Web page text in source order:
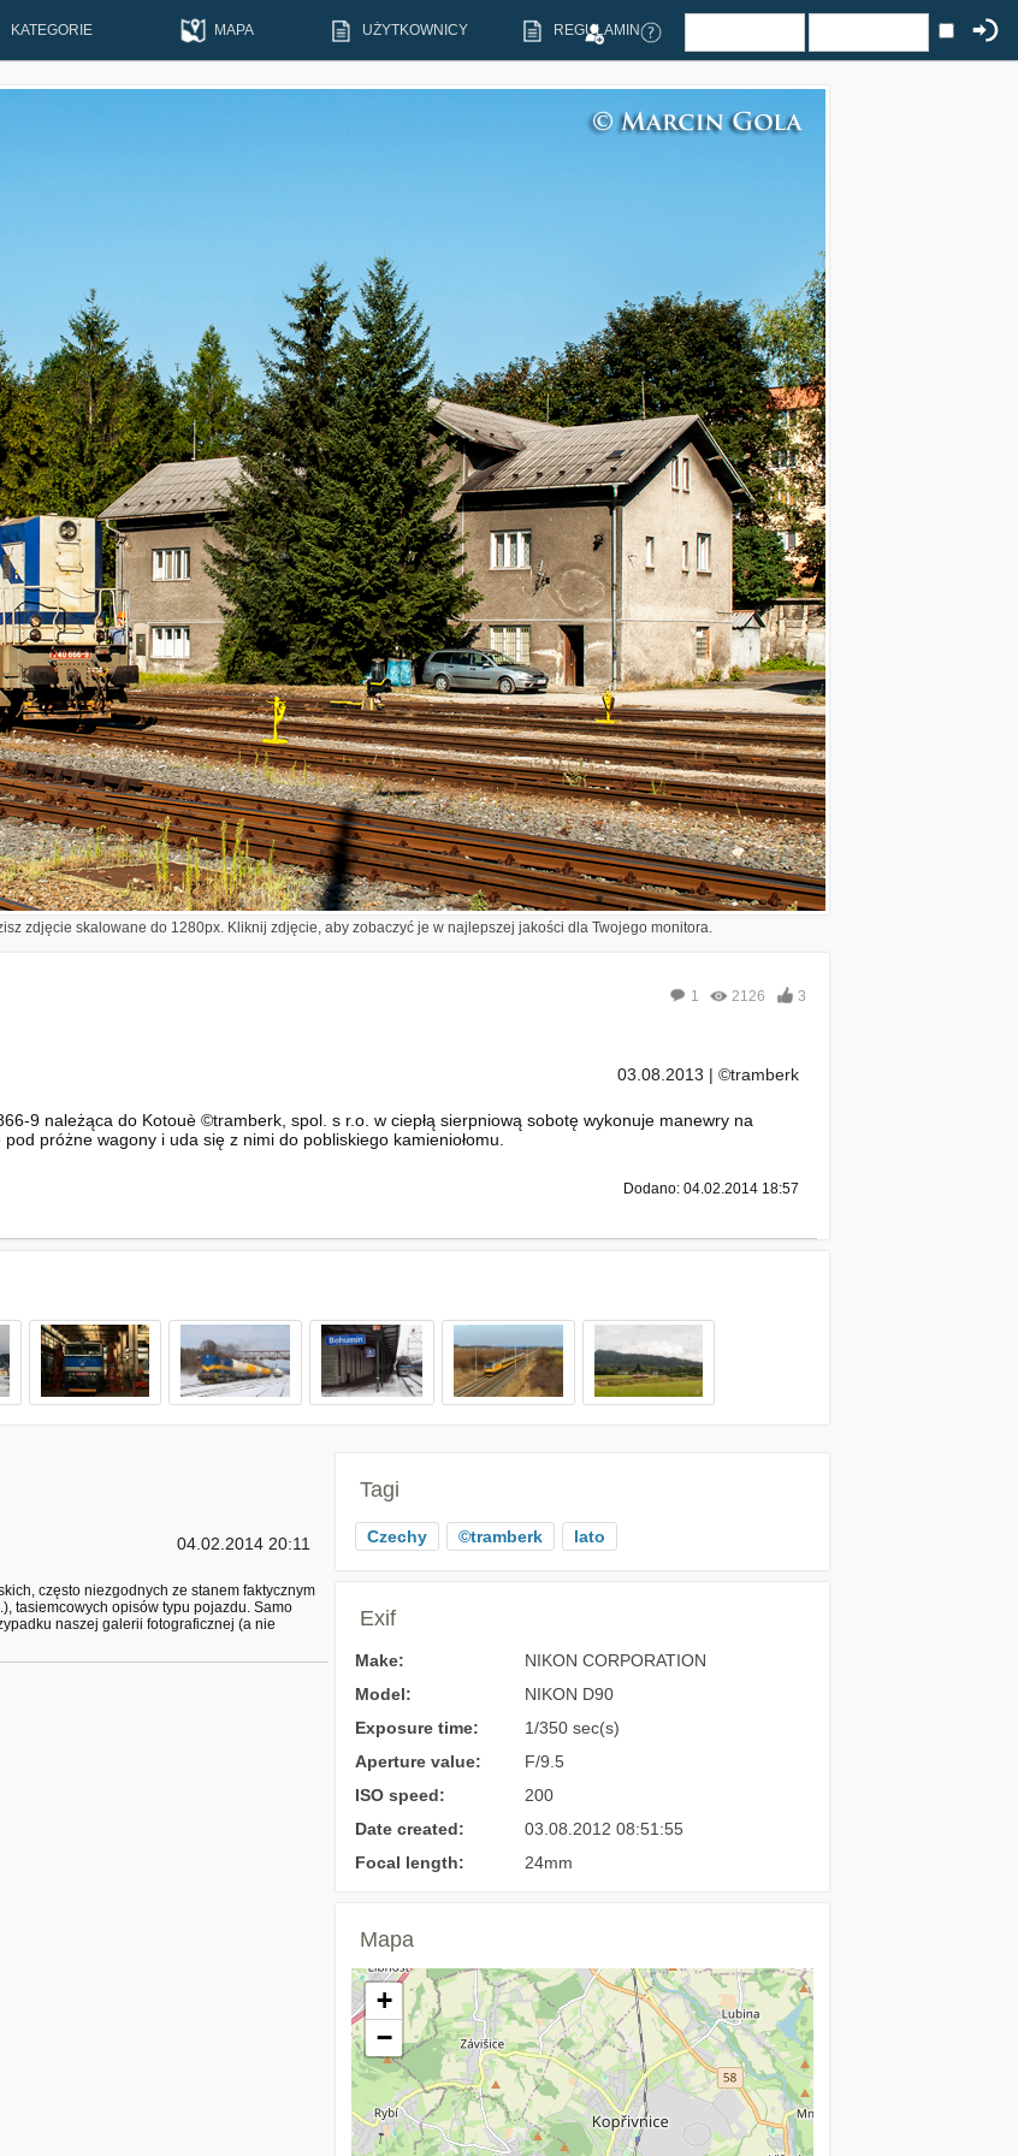
KATEGORIE MAPA UŻYTKOWNICY REGULAMIN
zdjęcie skalowane do 1280px. Kliknij zdjęcie, aby zobaczyć je w najlepszej jakości dla Twojego monitora.
1 2126 3
03.08.2013 | ©tramberk
9 należąca do Kotouè ©tramberk, spol. s r.o. w ciepłą sierpniową sobotę wykonuje manewry na
próżne wagony i uda się z nimi do pobliskiego kamieniołomu.
Dodano: 04.02.2014 18:57
04.02.2014 20:11
często niezgodnych ze stanem faktycznym
tasiemcowych opisów typu pojazdu. Samo
naszej galerii fotograficznej (a nie
Tagi
Czechy ©tramberk lato
Exif
Make:
NIKON CORPORATION
Model:
NIKON D90
Exposure time:
1/350 sec(s)
Aperture value:
F/9.5
ISO speed:
200
Date created:
03.08.2012 08:51:55
Focal length:
24mm
Mapa
+
−